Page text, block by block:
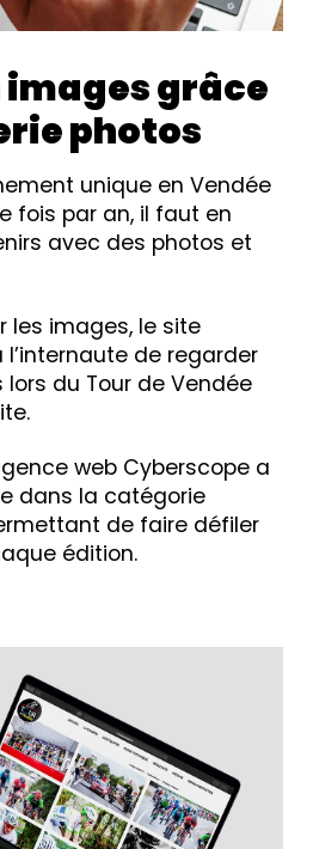
images grâce
photos
unique en Vendée
fois par an, il faut en
avec des photos et
les images, le site
de regarder
du Tour de Vendée
web Cyberscope a
dans la catégorie
de faire défiler
édition.